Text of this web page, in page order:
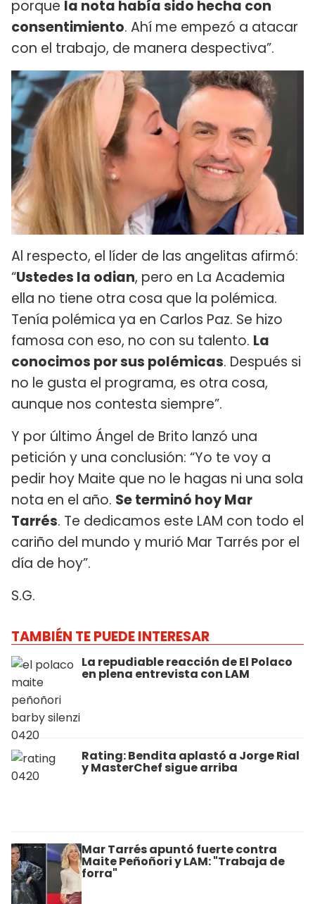
porque la nota había sido hecha con
consentimiento. Ahí me empezó a atacar
con el trabajo, de manera despectiva”.
Al respecto, el líder de las angelitas afirmó:
“Ustedes la odian, pero en La Academia
ella no tiene otra cosa que la polémica.
Tenía polémica ya en Carlos Paz. Se hizo
famosa con eso, no con su talento. La
conocimos por sus polémicas. Después si
no le gusta el programa, es otra cosa,
aunque nos contesta siempre”.
Y por último Ángel de Brito lanzó una
petición y una conclusión: “Yo te voy a
pedir hoy Maite que no le hagas ni una sola
nota en el año. Se terminó hoy Mar
Tarrés. Te dedicamos este LAM con todo el
cariño del mundo y murió Mar Tarrés por el
día de hoy”.
S.G.
TAMBIÉN TE PUEDE INTERESAR
La repudiable reacción de El Polaco
en plena entrevista con LAM
Rating: Bendita aplastó a Jorge Rial
y MasterChef sigue arriba
Mar Tarrés apuntó fuerte contra
Maite Peñoñori y LAM: "Trabaja de
forra"